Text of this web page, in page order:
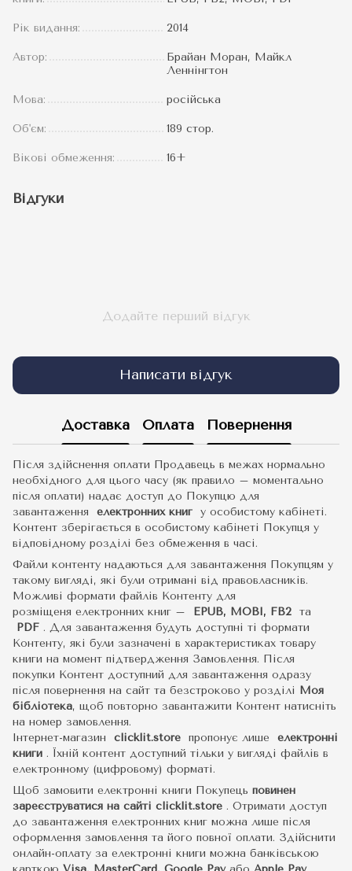
Рік видання: 2014
Автор:
Брайан Моран, Майкл
Леннінгтон
Мова: російська
Об'єм: 189 стор.
Вікові обмеження: 16+
Відгуки
Додайте перший відгук
Написати відгук
Доставка Оплата Повернення
Після здійснення оплати Продавець в межах нормально
необхідного для цього часу (як правило – моментально
після оплати) надає доступ до Покупцю для
завантаження електронних книг у особистому кабінеті.
Контент зберігається в особистому кабінеті Покупця у
відповідному розділі без обмеження в часі.
Файли контенту надаються для завантаження Покупцям у
такому вигляді, які були отримані від правовласників.
Можливі формати файлів Контенту для
розміщеня електронних книг –
EPUB, MOBI, FB2 та
PDF . Для завантаження будуть доступні ті формати
Контенту, які були зазначені в характеристиках товару
книги на момент підтвердження Замовлення. Після
покупки Контент доступний для завантаження одразу
після повернення на сайт та безстроково у розділі Моя
бібліотека, щоб повторно завантажити Контент натисніть
на номер замовлення.
Інтернет-магазин clicklit.store пропонує лише електронні
книги . Їхній контент доступний тільки у вигляді файлів в
електронному (цифровому) форматі.
Щоб замовити електронні книги Покупець повинен
зареєструватися на сайті clicklit.store . Отримати доступ
до завантаження електронних книг можна лише після
оформлення замовлення та його повної оплати. Здійснити
онлайн-оплату за електронні книги можна банківською